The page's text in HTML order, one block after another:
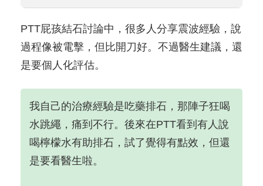
PTT屁孩結石討論中，很多人分享震波經驗，說
過程像被電擊，但比開刀好。不過醫生建議，還
是要個人化評估。
我自己的治療經驗是吃藥排石，那陣子狂喝
水跳繩，痛到不行。後來在PTT看到有人說
喝檸檬水有助排石，試了覺得有點效，但還
是要看醫生啦。